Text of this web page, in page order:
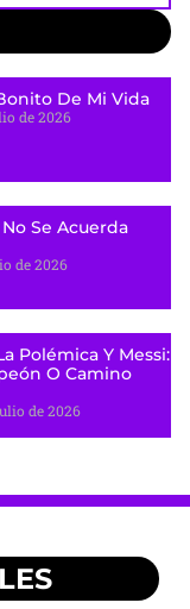
De Mi Vida
de 2026
Se Acuerda
de 2026
Polémica Y Messi:
O Camino
de 2026